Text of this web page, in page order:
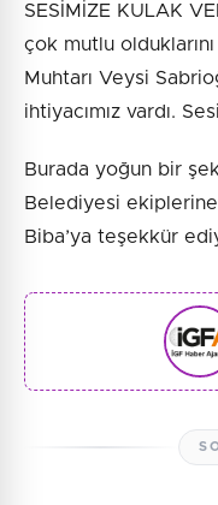
SESİMİZE KULAK
çok mutlu
Muhtarı Veysi
ihtiyacımız vardı.
Burada yoğun bir
Belediyesi
Biba’ya teşekkür